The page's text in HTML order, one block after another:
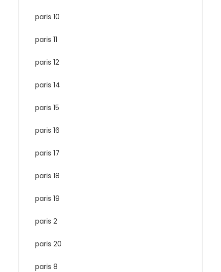
paris 10
paris 11
paris 12
paris 14
paris 15
paris 16
paris 17
paris 18
paris 19
paris 2
paris 20
paris 8